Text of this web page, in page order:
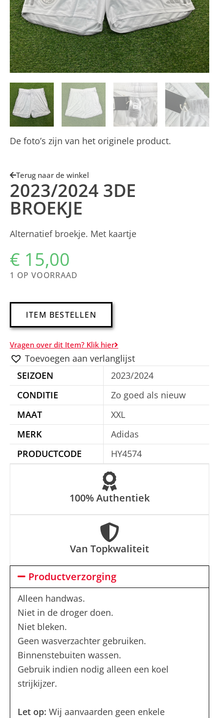
De foto’s zijn van het originele product.
Terug naar de winkel
2023/2024 3DE
BROEKJE
Alternatief broekje. Met kaartje
€ 15,00
1 OP VOORRAAD
ITEM BESTELLEN
e
r
n
a
t
i
v
e
:
Vragen over dit Item? Klik hier
Toevoegen aan verlanglijst
SEIZOEN
2023/2024
CONDITIE
Zo goed als nieuw
MAAT
XXL
MERK
Adidas
PRODUCTCODE
HY4574
100% Authentiek
Van Topkwaliteit
Productverzorging
Alleen handwas.
Niet in de droger doen.
Niet bleken.
Geen wasverzachter gebruiken.
Binnenstebuiten wassen.
Gebruik indien nodig alleen een koel
strijkijzer.
Let op: Wij aanvaarden geen enkele